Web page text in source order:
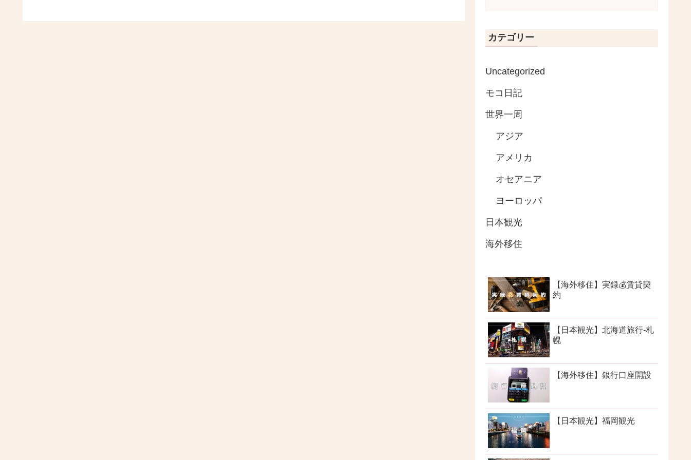
カテゴリー
Uncategorized
モコ日記
世界一周
アジア
アメリカ
オセアニア
ヨーロッパ
日本観光
海外移住
【海外移住】実録💰賃貸契
約
【日本観光】北海道旅行-札
幌
【海外移住】銀行口座開設
【日本観光】福岡観光